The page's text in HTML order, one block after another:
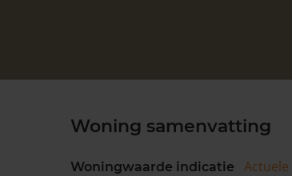
Woning samenvatting
Woningwaarde indicatie